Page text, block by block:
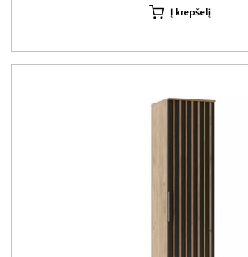
Į krepšelį